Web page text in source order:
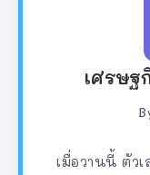
เศรษฐ
เมื่อวานนี้ ตัว